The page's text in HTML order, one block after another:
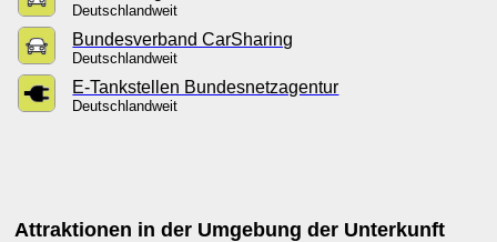
Deutschlandweit
Bundesverband CarSharing
Deutschlandweit
E-Tankstellen Bundesnetzagentur
Deutschlandweit
Attraktionen in der Umgebung der Unterkunft